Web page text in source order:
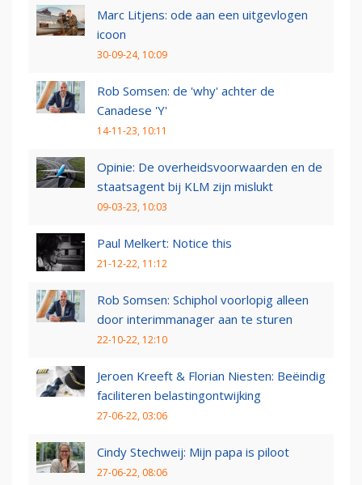
Marc Litjens: ode aan een uitgevlogen
icoon
30-09-24, 10:09
Rob Somsen: de 'why' achter de
Canadese 'Y'
14-11-23, 10:11
Opinie: De overheidsvoorwaarden en de
staatsagent bij KLM zijn mislukt
09-03-23, 10:03
Paul Melkert: Notice this
21-12-22, 11:12
Rob Somsen: Schiphol voorlopig alleen
door interimmanager aan te sturen
22-10-22, 12:10
Jeroen Kreeft & Florian Niesten: Beëindig
faciliteren belastingontwijking
27-06-22, 03:06
Cindy Stechweij: Mijn papa is piloot
27-06-22, 08:06